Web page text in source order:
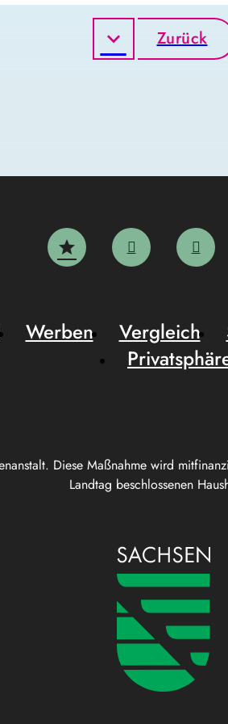
Zurück
Diese Maßnahme wird
Landtag beschlossenen
Werben Vergleich